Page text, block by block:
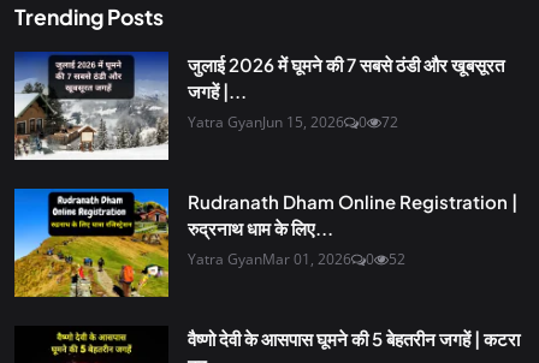
Trending Posts
जुलाई 2026 में घूमने की 7 सबसे ठंडी और खूबसूरत
जगहें |...
Yatra GyanJun 15, 2026 0 72
Rudranath Dham Online Registration |
रुद्रनाथ धाम के लिए...
Yatra GyanMar 01, 2026 0 52
वैष्णो देवी के आसपास घूमने की 5 बेहतरीन जगहें | कटरा